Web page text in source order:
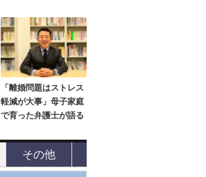
「離婚問題はストレス
軽減が大事」母子家庭
で育った弁護士が語る
その他